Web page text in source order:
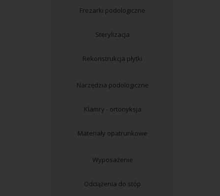
Frezarki podologiczne
Sterylizacja
Rekonstrukcja płytki
Narzędzia podologiczne
Klamry - ortonyksja
Materiały opatrunkowe
Wyposażenie
Odciążenia do stóp